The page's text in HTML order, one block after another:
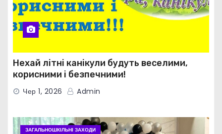
Нехай літні канікули будуть веселими,
корисними і безпечними!
Чер 1, 2026 Admin
ЗАГАЛЬНОШКІЛЬНІ ЗАХОДИ